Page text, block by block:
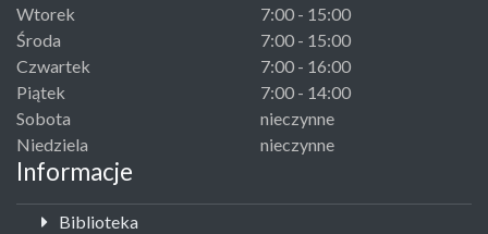
Wtorek
7:00 - 15:00
Środa
7:00 - 15:00
Czwartek
7:00 - 16:00
Piątek
7:00 - 14:00
Sobota
nieczynne
Niedziela
nieczynne
Informacje
Biblioteka